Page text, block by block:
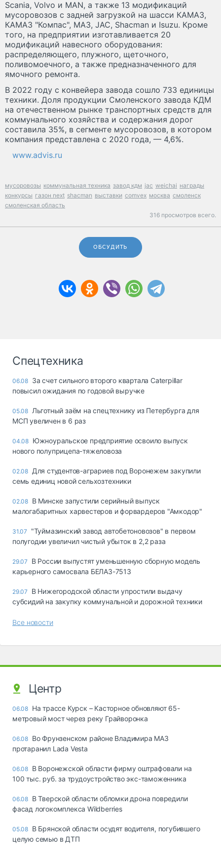
Scania, Volvo и MAN, а также 13 модификаций
мусоровозов с задней загрузкой на шасси КАМАЗ,
КАМАЗ "Компас", МАЗ, JAC, Shacman и Isuzu. Кроме
того, на предприятии изготавливается 20
модификаций навесного оборудования:
распределяющего, плужного, щеточного,
поливомоечного, а также предназначенного для
ямочного ремонта.
В 2022 году с конвейера завода сошло 733 единицы
техники. Доля продукции Смоленского завода КДМ
на отечественном рынке транспортных средств для
коммунального хозяйства и содержания дорог
составила 35%, в сегменте мусоровозов, в котором
компания представлена с 2020 года, — 4,6%.
www.advis.ru
мусоровозы коммунальная техника завод кдм jac weichai награды
конкурсы газон next shacman выставки comvex москва смоленск
смоленская область
316 просмотров всего.
ОБСУДИТЬ
Спецтехника
06.08 За счет сильного второго квартала Caterpillar
повысил ожидания по годовой выручке
05.08 Льготный заём на спецтехнику из Петербурга для
МСП увеличен в 6 раз
04.08 Южноуральское предприятие освоило выпуск
нового полуприцепа-тяжеловоза
02.08 Для студентов-аграриев под Воронежем закупили
семь единиц новой сельхозтехники
02.08 В Минске запустили серийный выпуск
малогабаритных харвестеров и форвардеров "Амкодор"
31.07
"Туймазинский завод автобетоновозов" в первом
полугодии увеличил чистый убыток в 2,2 раза
29.07
В России выпустят уменьшенную сборную модель
карьерного самосвала БЕЛАЗ-7513
29.07
В Нижегородской области упростили выдачу
субсидий на закупку коммунальной и дорожной техники
Все новости
Центр
06.08 На трассе Курск – Касторное обновляют 65-
метровый мост через реку Грайворонка
06.08 Во Фрунзенском районе Владимира МАЗ
протаранил Lada Vesta
06.08 В Воронежской области фирму оштрафовали на
100 тыс. руб. за трудоустройство экс-таможенника
06.08 В Тверской области обломки дрона повредили
фасад логокомплекса Wildberries
05.08 В Брянской области осудят водителя, погубившего
целую семью в ДТП